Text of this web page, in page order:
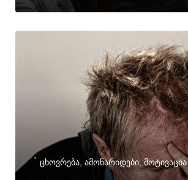
ცხოვრება ამონარიდები,მოტივაცია